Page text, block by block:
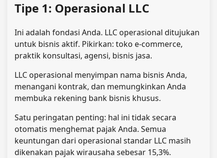
Tipe 1: Operasional LLC
Ini adalah fondasi Anda. LLC operasional ditujukan
untuk bisnis aktif. Pikirkan: toko e-commerce,
praktik konsultasi, agensi, bisnis jasa.
LLC operasional menyimpan nama bisnis Anda,
menangani kontrak, dan memungkinkan Anda
membuka rekening bank bisnis khusus.
Satu peringatan penting: hal ini tidak secara
otomatis menghemat pajak Anda. Semua
keuntungan dari operasional standar LLC masih
dikenakan pajak wirausaha sebesar 15,3%.